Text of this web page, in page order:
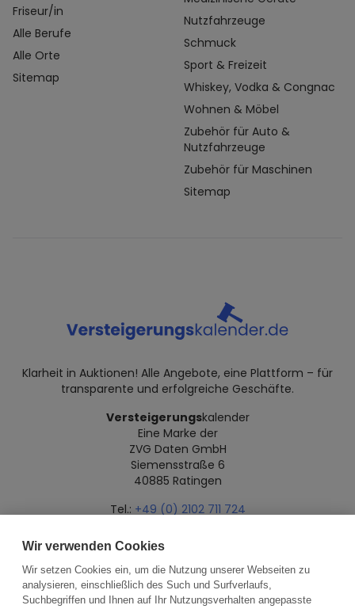
Friseur/in
Alle Berufe
Alle Orte
Sitemap
Nutzfahrzeuge
Schmuck
Sport & Freizeit
Whiskey, Vodka & Congnac
Wohnen & Möbel
Zubehör für Auto &
Nutzfahrzeuge
Zubehör für Maschinen
Sitemap
Klarheit in Auktionen! Alle Angebote, eine Plattform – für
transparente und erfolgreiche Geschäfte.
Versteigerungskalender
Eine Marke der
ZVG Daten GmbH
Siemensstraße 6
40885 Ratingen
Tel.: +49 (0) 2102 711 724
Datenschutz Impressum Über uns
Wir verwenden Cookies
Wir setzen Cookies ein, um die Nutzung unserer Webseiten zu
analysieren, einschließlich des Such und Surfverlaufs,
Suchbegriffen und Ihnen auf Ihr Nutzungsverhalten angepasste